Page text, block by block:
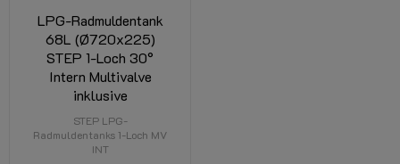
LPG-Radmuldentank
68L (Ø720x225)
STEP 1-Loch 30°
Intern Multivalve
inklusive
STEP LPG-
Radmuldentanks 1-Loch MV
INT